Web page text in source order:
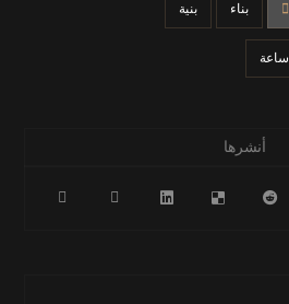
بناء بنية
ساعة